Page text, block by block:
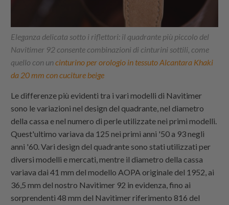
Eleganza delicata sotto i riflettori: il quadrante più piccolo del
Navitimer 92 consente combinazioni di cinturini sottili, come
quello con uncinturino per orologio in tessuto Alcantara Khaki
da 20 mm con cuciture beige
Le differenze più evidenti tra i vari modelli di Navitimer
sono le variazioni nel design del quadrante, nel diametro
della cassa e nel numero di perle utilizzate nei primi modelli.
Quest'ultimo variava da 125 nei primi anni '50 a 93 negli
anni '60. Vari design del quadrante sono stati utilizzati per
diversi modelli e mercati, mentre il diametro della cassa
variava dai 41 mm del modello AOPA originale del 1952, ai
36,5 mm del nostro Navitimer 92 in evidenza, fino ai
sorprendenti 48 mm del Navitimer riferimento 816 del